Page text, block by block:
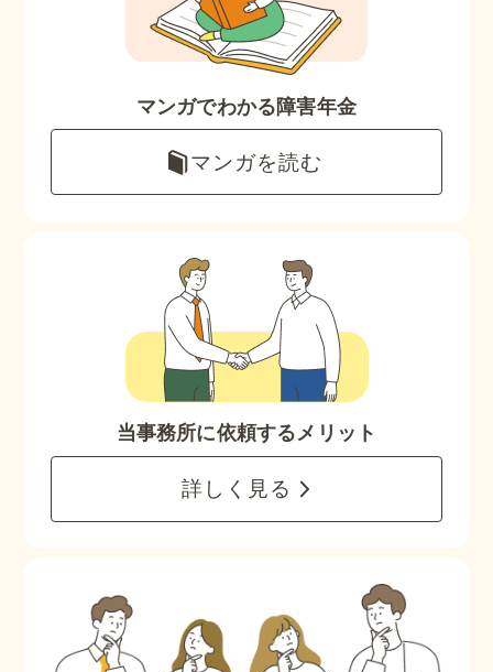
マンガでわかる障害年金
マンガを読む
当事務所に依頼するメリット
詳しく見る